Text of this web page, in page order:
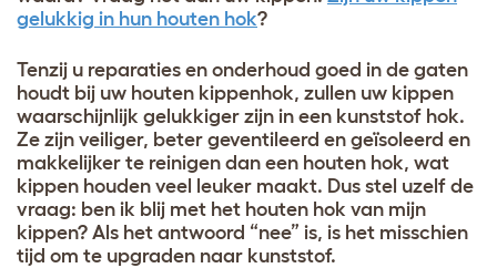
gelukkig in hun houten hok?
Tenzij u reparaties en onderhoud goed in de gaten
houdt bij uw houten kippenhok, zullen uw kippen
waarschijnlijk gelukkiger zijn in een kunststof hok.
Ze zijn veiliger, beter geventileerd en geïsoleerd en
makkelijker te reinigen dan een houten hok, wat
kippen houden veel leuker maakt. Dus stel uzelf de
vraag: ben ik blij met het houten hok van mijn
kippen? Als het antwoord “nee” is, is het misschien
tijd om te upgraden naar kunststof.